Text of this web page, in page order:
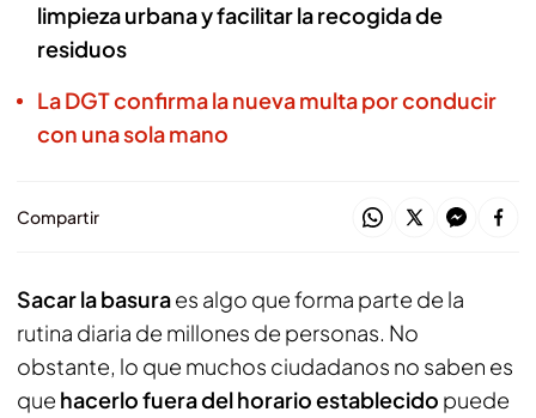
limpieza urbana y facilitar la recogida de
residuos
La DGT confirma la nueva multa por conducir
con una sola mano
Compartir
Sacar la basuraes algo que forma parte de la
rutina diaria de millones de personas. No
obstante, lo que muchos ciudadanos no saben es
que hacerlo fuera del horario establecido puede